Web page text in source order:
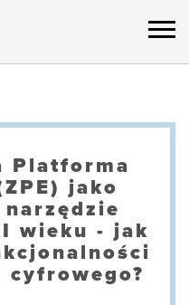
Platforma
jako
wieku - jak
cyfrowego?